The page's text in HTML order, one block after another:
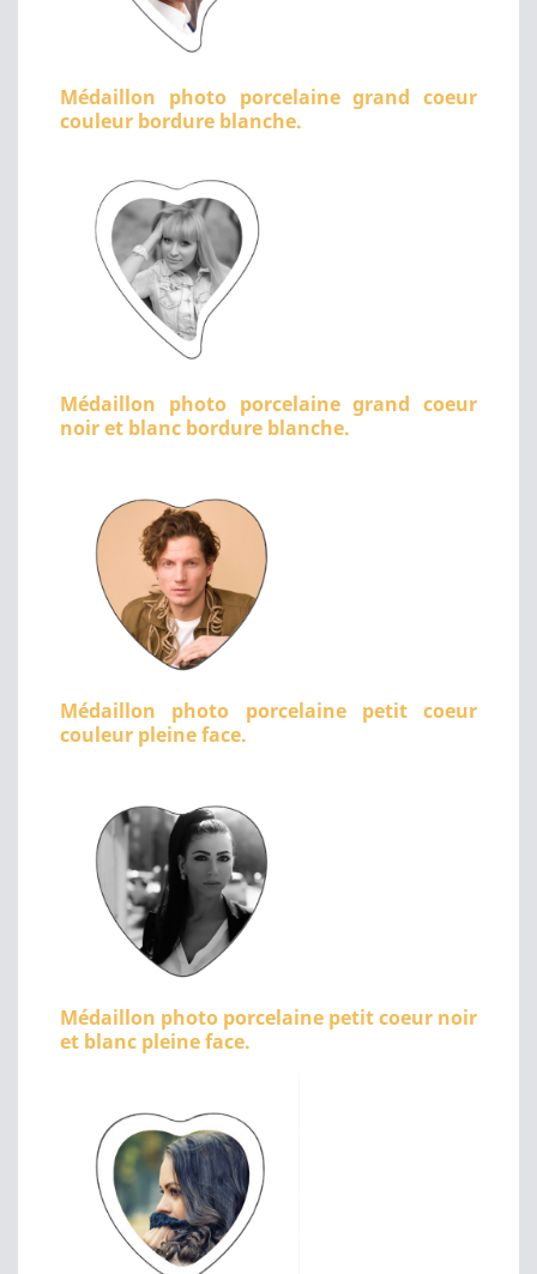
Médaillon photo porcelaine grand coeur
couleur bordure blanche.
Médaillon photo porcelaine grand coeur
noir et blanc bordure blanche.
Médaillon photo porcelaine petit coeur
couleur pleine face.
Médaillon photo porcelaine petit coeur noir
et blanc pleine face.